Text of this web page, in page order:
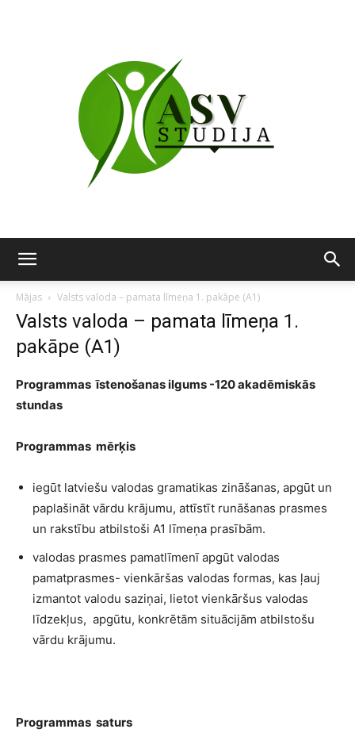
Mājas Valsts valoda – pamata līmeņa 1. pakāpe (A1)
Valsts valoda – pamata līmeņa 1.
pakāpe (A1)
Programmas īstenošanas ilgums -120 akadēmiskās
stundas
Programmas mērķis
iegūt latviešu valodas gramatikas zināšanas, apgūt un
paplašināt vārdu krājumu, attīstīt runāšanas prasmes
un rakstību atbilstoši A1 līmeņa prasībām.
valodas prasmes pamatlīmenī apgūt valodas
pamatprasmes- vienkāršas valodas formas, kas ļauj
izmantot valodu saziņai, lietot vienkāršus valodas
līdzekļus, apgūtu, konkrētām situācijām atbilstošu
vārdu krājumu.
Programmas saturs